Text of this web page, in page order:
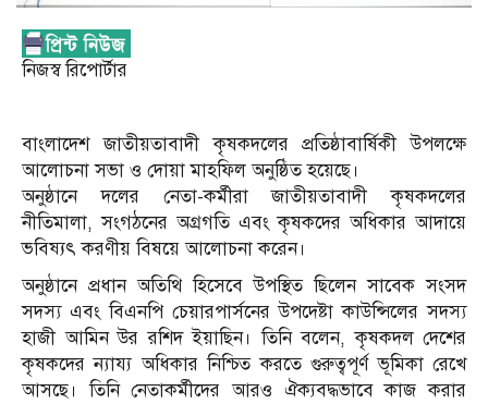
নিজস্ব রিপোর্টার
বাংলাদেশ জাতীয়তাবাদী কৃষকদলের প্রতিষ্ঠাবার্ষিকী উপলক্ষে
আলোচনা সভা ও দোয়া মাহফিল অনুষ্ঠিত হয়েছে।
অনুষ্ঠানে দলের নেতা-কর্মীরা জাতীয়তাবাদী কৃষকদলের
নীতিমালা, সংগঠনের অগ্রগতি এবং কৃষকদের অধিকার আদায়ে
ভবিষ্যৎ করণীয় বিষয়ে আলোচনা করেন।
অনুষ্ঠানে প্রধান অতিথি হিসেবে উপস্থিত ছিলেন সাবেক সংসদ
সদস্য এবং বিএনপি চেয়ারপার্সনের উপদেষ্টা কাউন্সিলের সদস্য
হাজী আমিন উর রশিদ ইয়াছিন। তিনি বলেন, কৃষকদল দেশের
কৃষকদের ন্যায্য অধিকার নিশ্চিত করতে গুরুত্বপূর্ণ ভূমিকা রেখে
আসছে। তিনি নেতাকর্মীদের আরও ঐক্যবদ্ধভাবে কাজ করার